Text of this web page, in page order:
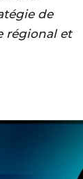
de
régional et